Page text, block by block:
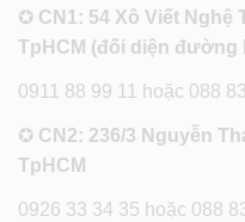
✪ CN1: 54 Xô Viết Nghệ
TpHCM (đối diện đường
0911 88 99 11 hoặc 088
✪ CN2: 236/3 Nguyễn
TpHCM
0926 33 34 35 hoặc 088